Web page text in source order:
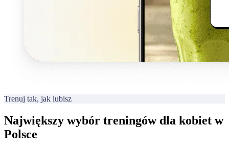
Trenuj tak, jak lubisz
Największy wybór treningów dla kobiet w
Polsce